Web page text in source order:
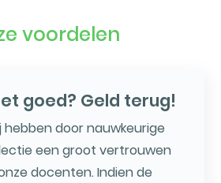
voordelen
goed? Geld terug!
hebben door nauwkeurige
een groot vertrouwen
docenten. Indien de